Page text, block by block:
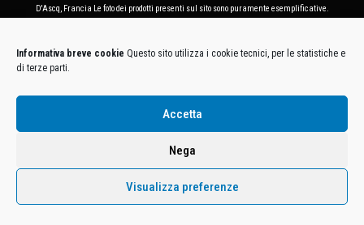
Informativa breve cookie Questo sito utilizza i cookie tecnici, per le statistiche e
di terze parti.
Accetta
Nega
Visualizza preferenze
D'Ascq, Francia Le foto dei prodotti presenti sul sito sono puramente esemplificative.